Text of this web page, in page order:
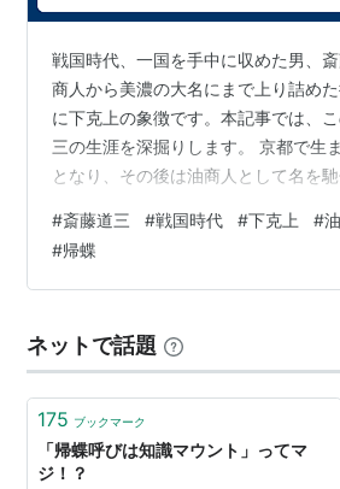
戦国時代、一国を手中に収めた男、
商人から美濃の大名にまで上り詰め
に下克上の象徴です。本記事では、
三の生涯を深掘りします。 京都で生
となり、その後は油商人として名を
知略と武勇を武器に、美濃国の権力を
田信長の義父としても知られる彼の、
魅力的な人生を、戦国の舞台を背景
ながら、戦国時代の生き様を探りま
の支配者へ。斎藤道三の驚異の人生
#斎藤道三 #戦国時代 #下克上 #
#帰蝶
ネットで話題
175 ブックマーク
「帰蝶呼びは知識マウント」ってマ
ジ！？